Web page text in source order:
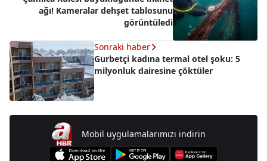
ağı! Kameralar dehşet tablosunu
görüntüledi
Sonraki haber
Gurbetçi kadına termal otel şoku: 5
milyonluk dairesine çöktüler
Mobil uygulamalarımızı indirin